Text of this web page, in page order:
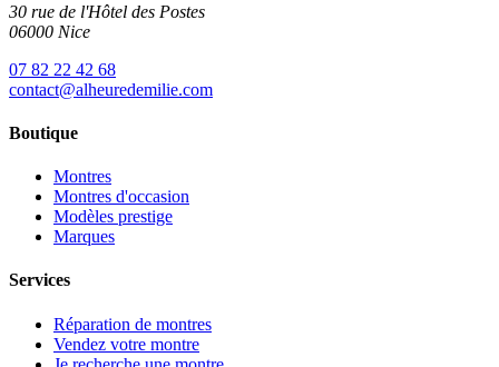
30 rue de l'Hôtel des Postes
06000 Nice
07 82 22 42 68
contact@alheuredemilie.com
Boutique
Montres
Montres d'occasion
Modèles prestige
Marques
Services
Réparation de montres
Vendez votre montre